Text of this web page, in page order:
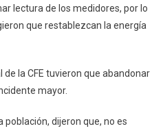
Pinotepa
lectura de los medidores, por lo
que restablezcan la energía
la CFE tuvieron que abandonar
mayor.
población, dijeron que, no es